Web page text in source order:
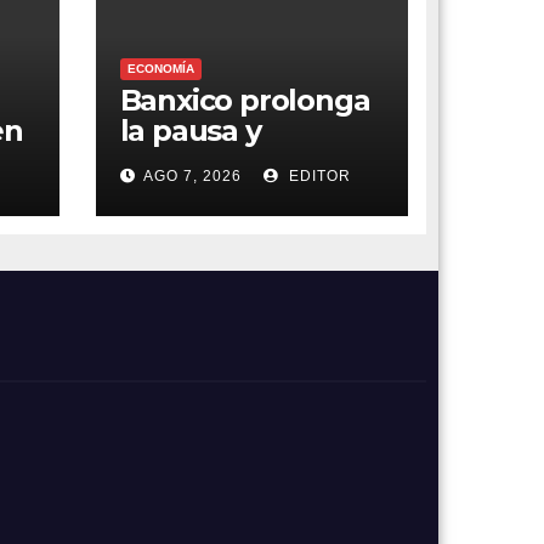
ECONOMÍA
Banxico prolonga
la pausa y
mantiene el foco
en la inflación
AGO 7, 2026 EDITOR